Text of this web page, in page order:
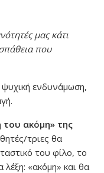
μας κάτι
που
ενδυνάμωση,
του ακόμη» της
τριες θα
του φίλο, το
λέξη: «ακόμη» και θα